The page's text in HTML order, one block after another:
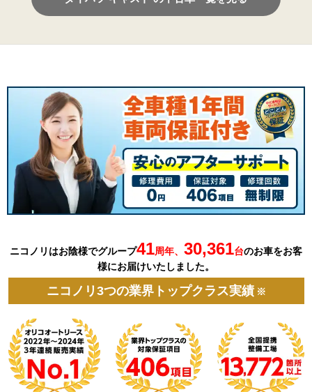
ニコノリはお陰様でグループ41周年、 30,361台のお車をお客
様にお届けいたしました。
ニコノリ3つの業界トップクラス実績 ※